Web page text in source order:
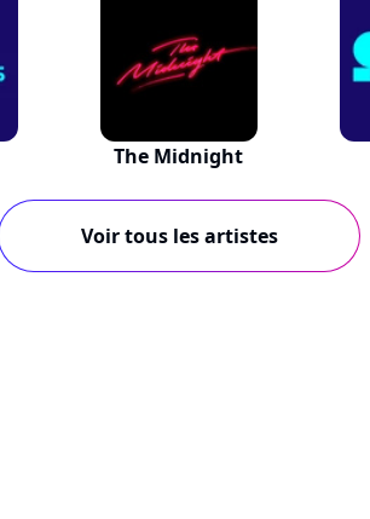
The Midnight
Voir tous les artistes